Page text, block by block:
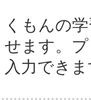
くもんの
せます。
入力できま